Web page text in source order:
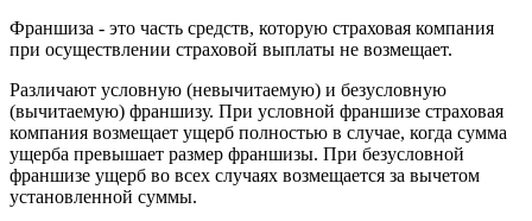
Франшиза - это часть средств, которую страховая компания
при осуществлении страховой выплаты не возмещает.
Различают условную (невычитаемую) и безусловную
(вычитаемую) франшизу. При условной франшизе страховая
компания возмещает ущерб полностью в случае, когда сумма
ущерба превышает размер франшизы. При безусловной
франшизе ущерб во всех случаях возмещается за вычетом
установленной суммы.